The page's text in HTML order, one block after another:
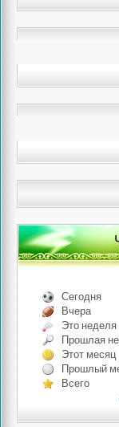
Сегодня
Вчера
Это неделя
Прошлая
Этот месяц
Прошлый
Всего